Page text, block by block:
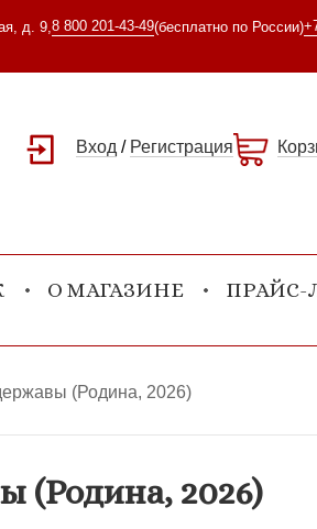
д. 9, 8 800 201-43-49(бесплатно по России)
Вход / Регистрация
О МАГАЗИНЕ ПРАЙС-
(Родина, 2026)
(Родина, 2026)